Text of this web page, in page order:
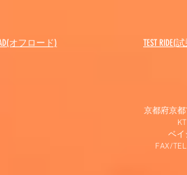
オフロード) ​TEST RIDE(
京都府京
ベイ
FAX/